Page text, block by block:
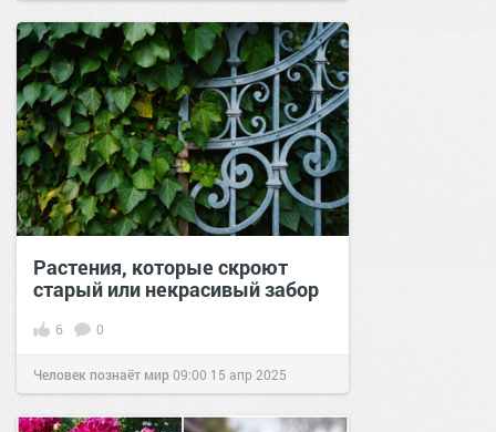
15 авг 2019
Растения, которые скроют
старый или некрасивый забор
6 0
Человек познаёт мир09:00 15 апр 2025